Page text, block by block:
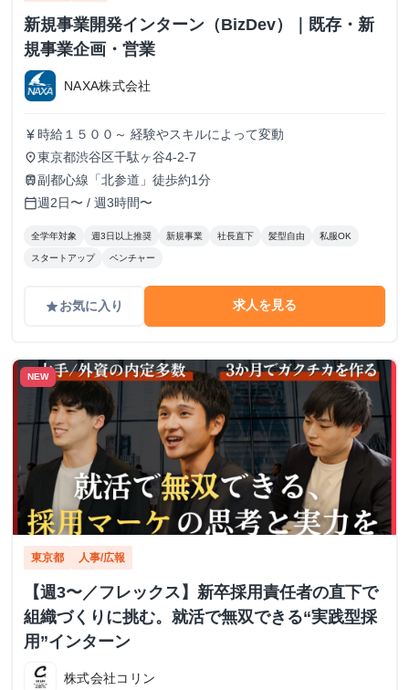
新規事業開発インターン（BizDev）｜既存・新
規事業企画・営業
NAXA株式会社
currency_yen 時給１５００～ 経験やスキルによって変動
place東京都渋谷区千駄ヶ谷4-2-7
train副都心線「北参道」徒歩約1分
calendar_today週2日〜 / 週3時間〜
全学年対象 週3日以上推奨 新規事業 社長直下 髪型自由 私服OK
スタートアップ ベンチャー
gradeお気に入り 求人を見る
NEW
東京都 人事/広報
【週3〜／フレックス】新卒採用責任者の直下で
組織づくりに挑む。就活で無双できる“実践型採
用”インターン
株式会社コリン